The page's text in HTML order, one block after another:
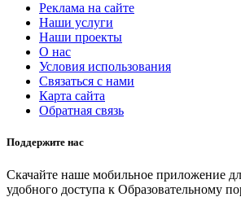
Реклама на сайте
Наши услуги
Наши проекты
О нас
Условия использования
Связаться с нами
Карта сайта
Обратная связь
Поддержите нас
Скачайте наше мобильное приложение
удобного доступа к Образовательному